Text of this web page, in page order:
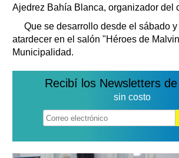
Ajedrez Bahía Blanca, organizador del
Que se desarrollo desde el sábado
atardecer en el salón "Héroes de
Municipalidad.
Recibí los Newsletters
sin costo